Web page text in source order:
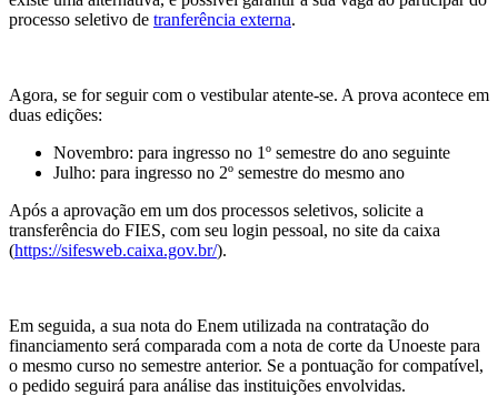
processo seletivo de tranferência externa.
Agora, se for seguir com o vestibular atente-se. A prova acontece em
duas edições:
Novembro: para ingresso no 1º semestre do ano seguinte
Julho: para ingresso no 2º semestre do mesmo ano
Após a aprovação em um dos processos seletivos, solicite a
transferência do FIES, com seu login pessoal, no site da caixa
(https://sifesweb.caixa.gov.br/).
Em seguida, a sua nota do Enem utilizada na contratação do
financiamento será comparada com a nota de corte da Unoeste para
o mesmo curso no semestre anterior. Se a pontuação for compatível,
o pedido seguirá para análise das instituições envolvidas.